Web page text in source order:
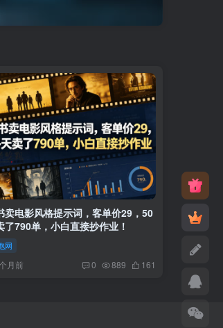
卖电影风格提示词，客单价29，50
了790单，小白直接抄作业！
网
月前 0 889 161